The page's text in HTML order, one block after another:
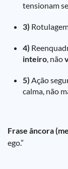
tensionam
3)
4)
inteiro, não
5) Ação
calma, não
Frase âncora
ego.”